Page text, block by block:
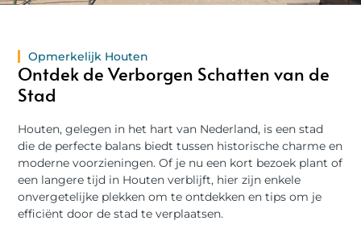
Opmerkelijk Houten
Ontdek de Verborgen Schatten van de
Stad
Houten, gelegen in het hart van Nederland, is een stad
die de perfecte balans biedt tussen historische charme en
moderne voorzieningen. Of je nu een kort bezoek plant of
een langere tijd in Houten verblijft, hier zijn enkele
onvergetelijke plekken om te ontdekken en tips om je
efficiënt door de stad te verplaatsen.